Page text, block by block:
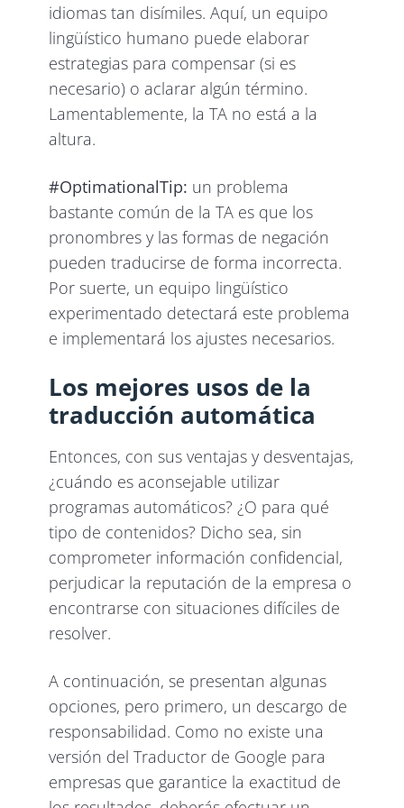
idiomas tan disímiles. Aquí, un equipo
lingüístico humano puede elaborar
estrategias para compensar (si es
necesario) o aclarar algún término.
Lamentablemente, la TA no está a la
altura.
#OptimationalTip: un problema
bastante común de la TA es que los
pronombres y las formas de negación
pueden traducirse de forma incorrecta.
Por suerte, un equipo lingüístico
experimentado detectará este problema
e implementará los ajustes necesarios.
Los mejores usos de la
traducción automática
Entonces, con sus ventajas y desventajas,
¿cuándo es aconsejable utilizar
programas automáticos? ¿O para qué
tipo de contenidos? Dicho sea, sin
comprometer información confidencial,
perjudicar la reputación de la empresa o
encontrarse con situaciones difíciles de
resolver.
A continuación, se presentan algunas
opciones, pero primero, un descargo de
responsabilidad. Como no existe una
versión del Traductor de Google para
empresas que garantice la exactitud de